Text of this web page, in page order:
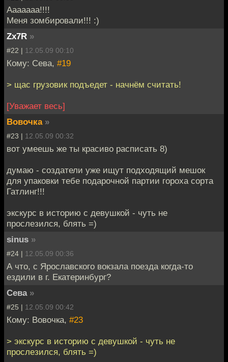
Ааааааа!!!!
Меня зомбировали!!! :)
Zx7R »
#22 | 12.05.09 00:10
Кому: Сева, #19
> щас грузовик подъедет - начнём считать!
[Уважает весь]
Вовочка »
#23 | 12.05.09 00:32
вот умеешь же ты красиво расписать 8)
думаю - создатели уже ищут подходящий мешок
для упаковки тебе подарочной партии гороха сорта
Гатлинг!!!
экскурс в историю с девушкой - чуть не
прослезился, блять =)
sinus »
#24 | 12.05.09 00:36
А что, с Ярославского вокзала поезда когда-то
ездили в г. Екатеринбург?
Сева »
#25 | 12.05.09 00:42
Кому: Вовочка, #23
> экскурс в историю с девушкой - чуть не
прослезился, блять =)